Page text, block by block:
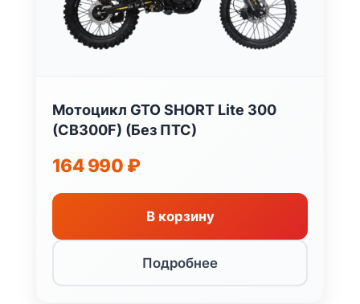
Мотоцикл GTO SHORT Lite 300
(CB300F) (Без ПТС)
164 990 ₽
В корзину
Подробнее